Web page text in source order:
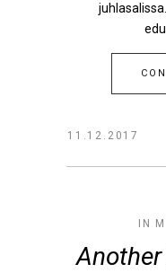
11.12.2017
IN